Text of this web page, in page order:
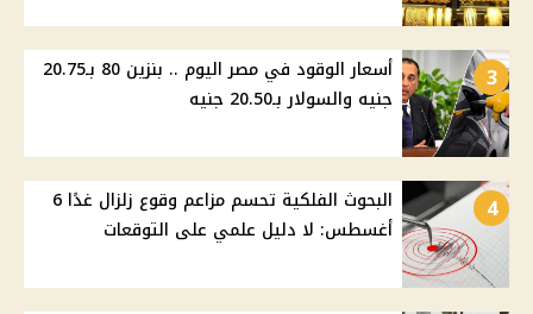
3
أسعار الوقود في مصر اليوم .. بنزين 80 بـ20.75
جنيه والسولار بـ20.50 جنيه
4
البحوث الفلكية تحسم مزاعم وقوع زلزال غدًا 6
أغسطس: لا دليل علمي على التوقعات